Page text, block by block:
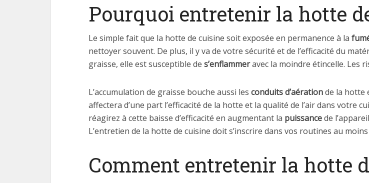
Pourquoi entretenir la hotte
Le simple fait que la hotte de cuisine soit exposée en permanence à la
nettoyer souvent. De plus, il y va de votre sécurité et de l’efficacité du
graisse, elle est susceptible de s’enflammeravec la moindre étincelle. Les
L’accumulation de graisse bouche aussi les conduits d’aérationde la hotte
affectera d’une part l’efficacité de la hotte et la qualité de l’air dans votre
réagirez à cette baisse d’efficacité en augmentant la puissancede
L’entretien de la hotte de cuisine doit s’inscrire dans vos routines au
Comment entretenir la hotte